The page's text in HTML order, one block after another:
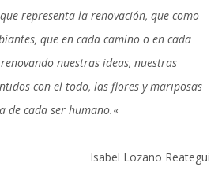
representa la renovación, que como
que en cada camino o en cada
nuestras ideas, nuestras
con el todo, las flores y mariposas
de cada ser humano.«
Isabel Lozano Reategui